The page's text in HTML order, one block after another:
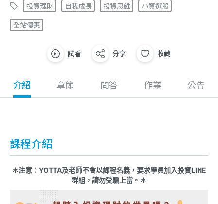
投資理財 自我成長 投資思維 小資選股
全站優惠
試看 分享 收藏
介紹 章節 問答 作業 公告
課程介紹
＊注意：YOTTA及老師不會以課程名義，要求學員加入投資LINE
群組，請勿受騙上當。＊